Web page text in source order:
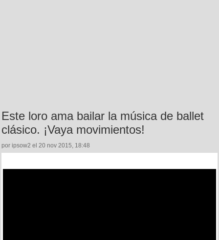
Este loro ama bailar la música de ballet
clásico. ¡Vaya movimientos!
por ipsow2 el 20 nov 2015, 18:48